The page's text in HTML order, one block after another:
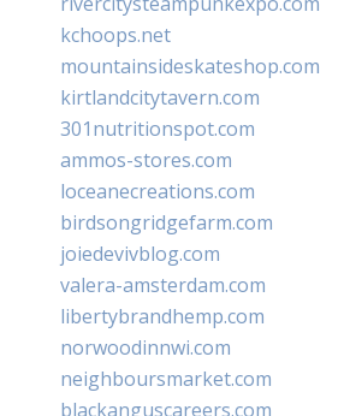
kchoops.net
mountainsideskateshop.com
kirtlandcitytavern.com
301nutritionspot.com
ammos-stores.com
loceanecreations.com
birdsongridgefarm.com
joiedevivblog.com
valera-amsterdam.com
libertybrandhemp.com
norwoodinnwi.com
neighboursmarket.com
blackanguscareers.com